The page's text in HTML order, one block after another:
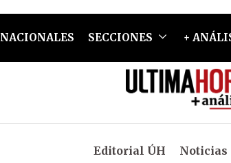
NACIONALES SECCIONES +
Editorial ÚH Noticias